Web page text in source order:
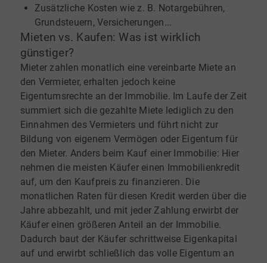
Zusätzliche Kosten wie z. B. Notargebühren,
Grundsteuern, Versicherungen...
Mieten vs. Kaufen: Was ist wirklich
günstiger?
Mieter zahlen monatlich eine vereinbarte Miete an
den Vermieter, erhalten jedoch keine
Eigentumsrechte an der Immobilie. Im Laufe der Zeit
summiert sich die gezahlte Miete lediglich zu den
Einnahmen des Vermieters und führt nicht zur
Bildung von eigenem Vermögen oder Eigentum für
den Mieter. Anders beim Kauf einer Immobilie: Hier
nehmen die meisten Käufer einen Immobilienkredit
auf, um den Kaufpreis zu finanzieren. Die
monatlichen Raten für diesen Kredit werden über die
Jahre abbezahlt, und mit jeder Zahlung erwirbt der
Käufer einen größeren Anteil an der Immobilie.
Dadurch baut der Käufer schrittweise Eigenkapital
auf und erwirbt schließlich das volle Eigentum an